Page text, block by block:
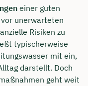
einer guten
unerwarteten
Risiken zu
typischerweise
mit ein,
darstellt. Doch
geht weit